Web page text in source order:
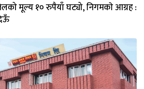
मूल्य १० रुपैयाँ घट्यो, निगमकाे आग्रह :